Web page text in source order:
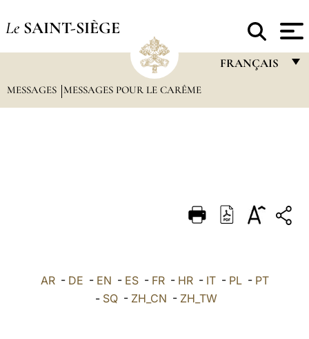
Le SAINT-SIÈGE
FRANÇAIS
DEUTSCH
العربيّة
MESSAGES MESSAGES POUR LE CARÊME
AR- DE - EN - ES- FR- HR- IT- PL- PT
- SQ- ZH_CN - ZH_TW